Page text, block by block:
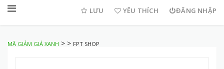
to
LƯU YÊU THÍCH ĐĂNG NHẬP
MÃ GIẢM GIÁ XANH > > FPT SHOP